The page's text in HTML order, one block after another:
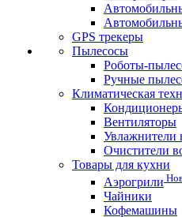
GPS трекеры
Пылесосы
Роботы-
Ручные
Климатическая
Вентиляторы
Увлажнители
Очистители
Товары для кухни
Аэрогрили
Чайники
Кофемашины